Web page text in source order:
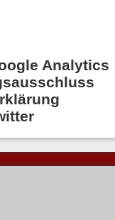
Analytics